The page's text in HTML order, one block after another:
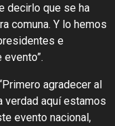
decirlo que se ha
comuna. Y lo hemos
e
agradecer al
verdad aquí estamos
evento nacional,